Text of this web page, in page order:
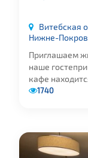
Витебская
Нижне-
Приглашаем
наше
кафе
1740